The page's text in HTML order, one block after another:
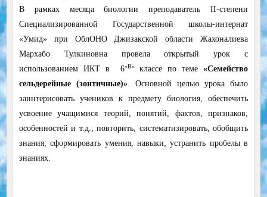
В рамках месяца биологии преподаватель II-степени
Специализированной Государственной школы-интернат
«Умид» при ОблОНО Джизакской области Жахоналиева
Мархабо Тулкиновна провела открытый урок с
использованием ИКТ в 6«В»классе по теме«Семейство
сельдерейные (зонтичные)». Основной целью урока было
заинтерисовать учеников к предмету биология, обеспечить
усвоение учащимися теорий, понятий, фактов, признаков,
особенностей и т.д.; повторить, систематизировать, обобщить
знания; сформировать умения, навыки; устранить пробелы в
знаниях.